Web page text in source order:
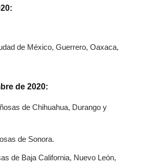
de México, Guerrero, Oaxaca,
de 2020:
de Chihuahua, Durango y
de Sonora.
de Baja California, Nuevo León,